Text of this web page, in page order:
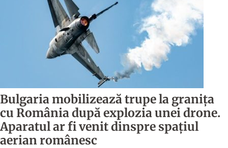
Bulgaria mobilizează trupe la granița
cu România după explozia unei drone.
Aparatul ar fi venit dinspre spațiul
aerian românesc